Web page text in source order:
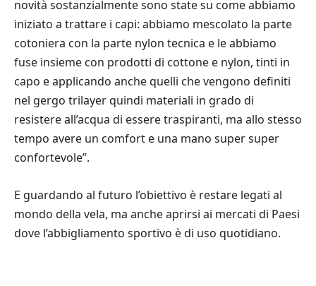
novità sostanzialmente sono state su come abbiamo
iniziato a trattare i capi: abbiamo mescolato la parte
cotoniera con la parte nylon tecnica e le abbiamo
fuse insieme con prodotti di cottone e nylon, tinti in
capo e applicando anche quelli che vengono definiti
nel gergo trilayer quindi materiali in grado di
resistere all’acqua di essere traspiranti, ma allo stesso
tempo avere un comfort e una mano super super
confortevole”.
E guardando al futuro l’obiettivo è restare legati al
mondo della vela, ma anche aprirsi ai mercati di Paesi
dove l’abbigliamento sportivo è di uso quotidiano.